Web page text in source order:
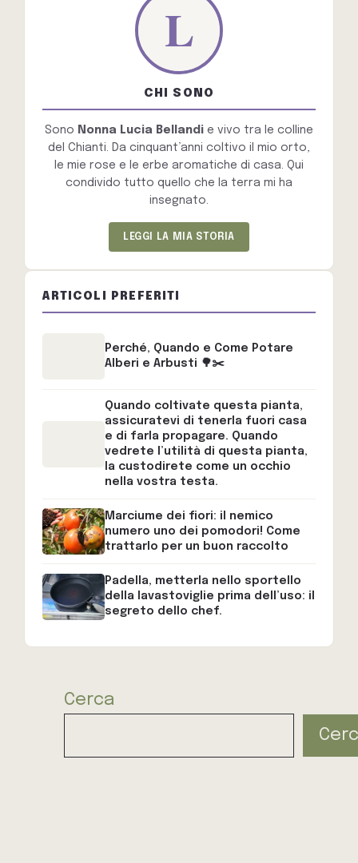
CHI SONO
Sono Nonna Lucia Bellandi e vivo tra le colline
del Chianti. Da cinquant’anni coltivo il mio orto,
le mie rose e le erbe aromatiche di casa. Qui
condivido tutto quello che la terra mi ha
insegnato.
LEGGI LA MIA STORIA
ARTICOLI PREFERITI
Perché, Quando e Come Potare
Alberi e Arbusti 🌳✂️
Quando coltivate questa pianta,
assicuratevi di tenerla fuori casa
e di farla propagare. Quando
vedrete l’utilità di questa pianta,
la custodirete come un occhio
nella vostra testa.
Marciume dei fiori: il nemico
numero uno dei pomodori! Come
trattarlo per un buon raccolto
Padella, metterla nello sportello
della lavastoviglie prima dell’uso: il
segreto dello chef.
Cerca